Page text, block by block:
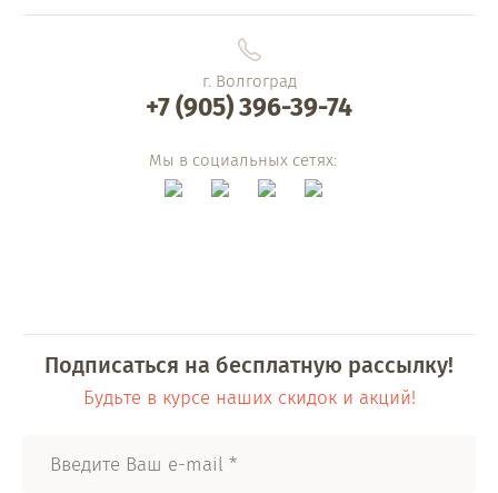
г. Волгоград
+7 (905) 396-39-74
Мы в социальных сетях:
Подписаться на бесплатную рассылку!
Будьте в курсе наших скидок и акций!